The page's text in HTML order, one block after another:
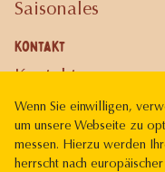
Saisonales
Kontakt
Kontakt
Wenn Sie einwilligen,
um unsere Webseite zu
messen. Hierzu werden
herrscht nach